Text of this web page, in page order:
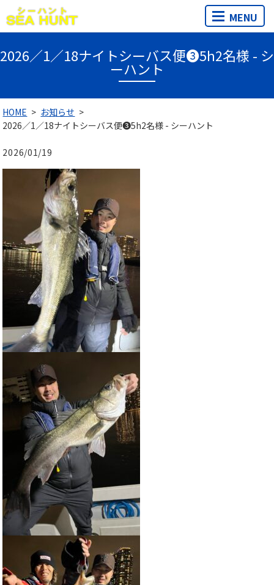
MENU
2026／1／18ナイトシーバス便❸5h2名様 - シ
ーハント
HOME
お知らせ
2026／1／18ナイトシーバス便❸5h2名様 - シーハント
2026/01/19